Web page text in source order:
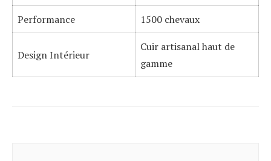
Performance 1500 chevaux
Design Intérieur
Cuir artisanal haut de
gamme